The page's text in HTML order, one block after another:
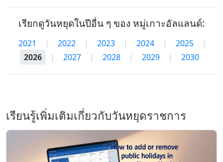
เรียกดูวันหยุดในปีอื่น ๆ ของ หมู่เกาะอัลแลนด์:
2021 | 2022 | 2023 | 2024 | 2025
|
2026
| 2027 | 2028 | 2029 | 2030
เรียนรู้เพิ่มเติมเกี่ยวกับวันหยุดราชการ